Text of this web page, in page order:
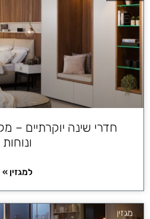
חדרי שינה יוקרתיים –
ונוחות
למגזין »
מגזין